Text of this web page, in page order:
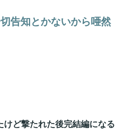
告知とかないから唖然
けど撃たれた後完結編になる